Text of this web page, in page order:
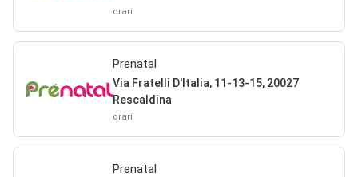
orari
Prenatal
Via Fratelli D'Italia, 11-13-15, 20027
Rescaldina
orari
Prenatal